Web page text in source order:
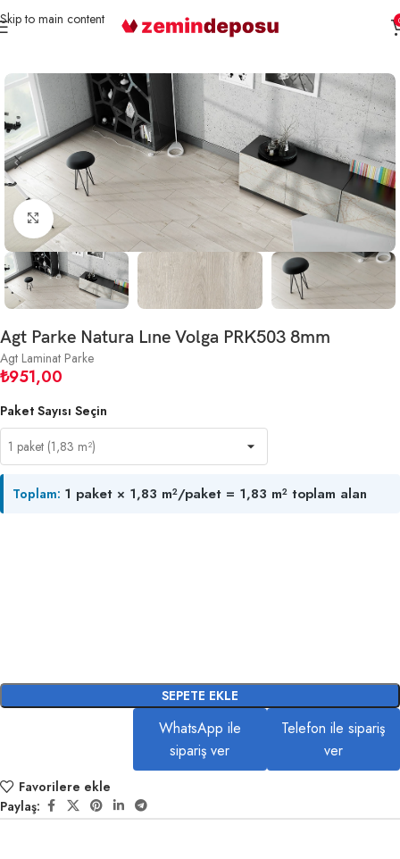
Skip to main content
Büyütmek için tıklayın
Agt Parke Natura Lıne Volga PRK503 8mm
Agt Laminat Parke
₺951,00
Paket Sayısı Seçin
Toplam: 1 paket × 1,83 m²/paket = 1,83 m² toplam alan
SEPETE EKLE
WhatsApp ile
sipariş ver
Telefon ile sipariş
ver
Favorilere ekle
Paylaş: